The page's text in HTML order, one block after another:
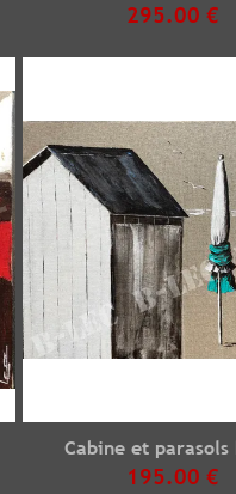
295.00 €
Cabine et parasols
195.00 €